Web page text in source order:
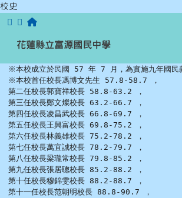
校史
花蓮縣立富源國民中學
花蓮縣立富源國民中學
主內容區域
※本校成立於民國 57 年 7 月，為實施九年國民
※本校首任校長馮博文先生 57.8-58.7 ，
第二任校長郭寶祥校長 58.8-63.2 ，
第三任校長鄭文燦校長 63.2-66.7 ，
第四任校長凌昌武校長 66.8-69.7 ，
第五任校長王興富校長 69.8-75.2 ，
第六任校長林義雄校長 75.2-78.2 ，
第七任校長萬宜誠校長 78.2-79.7 ，
第八任校長梁瓏常校長 79.8-85.2 ，
第九任校長張居聰校長 85.2-88.2 ，
第十任校長穆錦雯校長 88.2-88.7 ，
第十一任校長范朝明校長 88.8-90.7 ，
頁尾區域